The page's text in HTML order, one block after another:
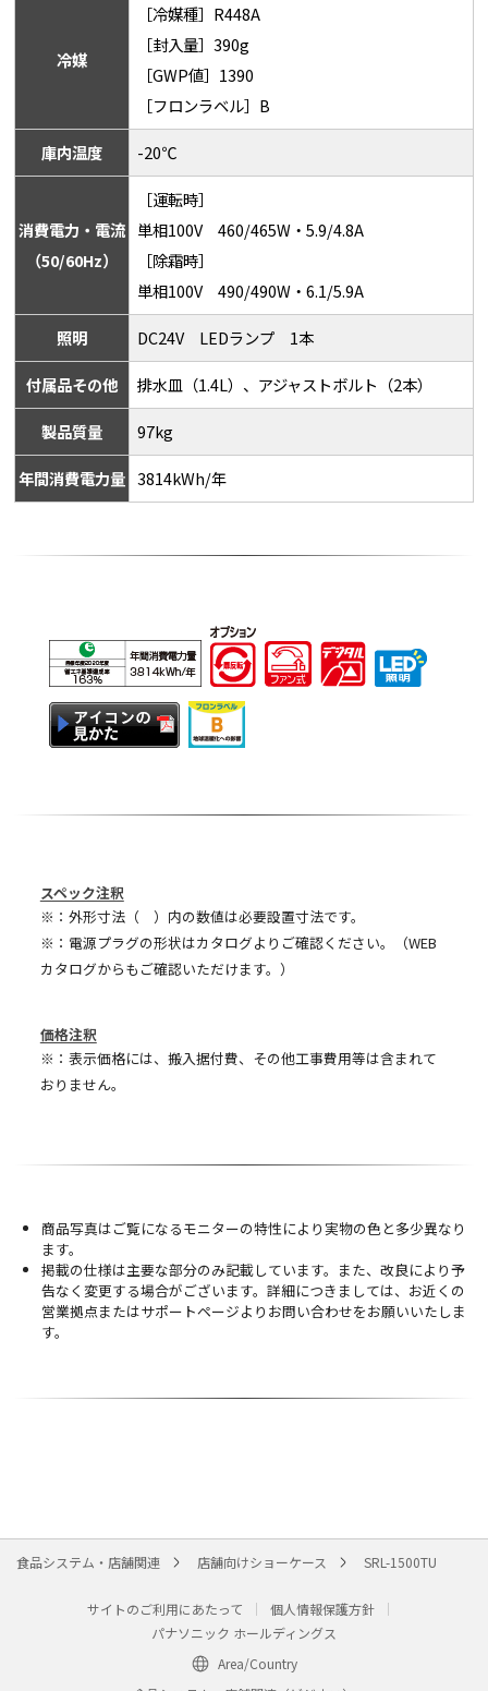
冷媒
［冷媒種］R448A
［封入量］390g
［GWP値］1390
［フロンラベル］B
庫内温度 -20℃
消費電力・電流
（50/60Hz）
［運転時］
単相100V 460/465W・5.9/4.8A
［除霜時］
単相100V 490/490W・6.1/5.9A
照明 DC24V LEDランプ 1本
付属品その他 排水皿（1.4L）、アジャストボルト（2本）
製品質量 97kg
年間消費電力量 3814kWh/年
スペック注釈
※：外形寸法（ ）内の数値は必要設置寸法です。
※：電源プラグの形状はカタログよりご確認ください。（WEB
カタログからもご確認いただけます。）
価格注釈
※：表示価格には、搬入据付費、その他工事費用等は含まれて
おりません。
商品写真はご覧になるモニターの特性により実物の色と多少異なり
ます。
掲載の仕様は主要な部分のみ記載しています。また、改良により予
告なく変更する場合がございます。詳細につきましては、お近くの
営業拠点またはサポートページよりお問い合わせをお願いいたしま
す。
食品システム・店舗関連 店舗向けショーケース SRL-1500TU
サイトのご利用にあたって
個人情報保護方針
パナソニック ホールディングス
Area/Country